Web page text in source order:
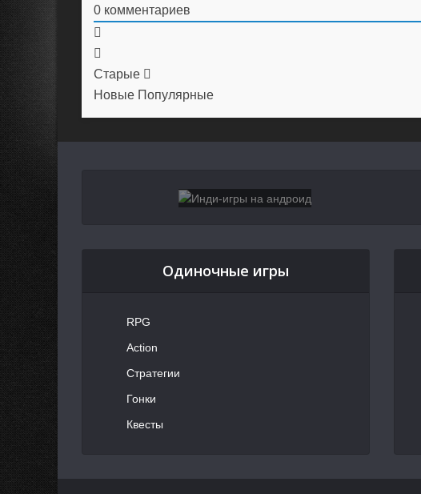
0 комментариев
Старые
Новые Популярные
Одиночные игры
RPG
Action
Стратегии
Гонки
Квесты